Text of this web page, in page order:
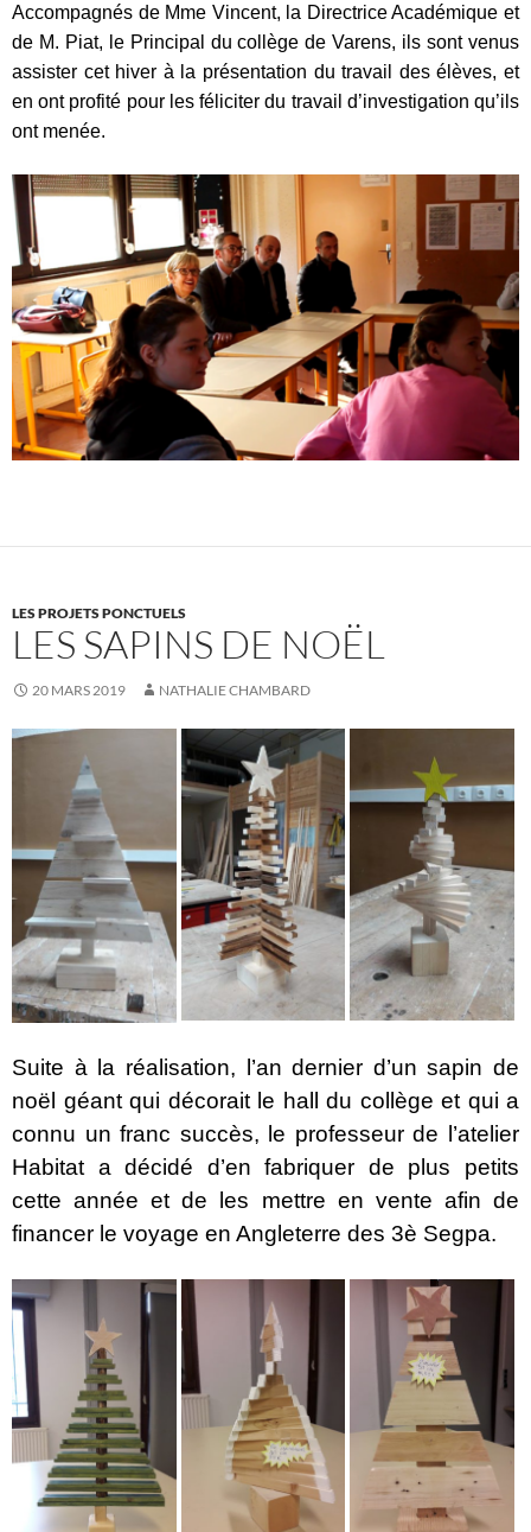
Accompagnés de Mme Vincent, la Directrice Académique et
de M. Piat, le Principal du collège de Varens, ils sont venus
assister cet hiver à la présentation du travail des élèves, et
en ont profité pour les féliciter du travail d’investigation qu’ils
ont menée.
LES PROJETS PONCTUELS
LES SAPINS DE NOËL
20 MARS 2019 NATHALIE CHAMBARD
Suite à la réalisation, l’an dernier d’un sapin de
noël géant qui décorait le hall du collège et qui a
connu un franc succès, le professeur de l’atelier
Habitat a décidé d’en fabriquer de plus petits
cette année et de les mettre en vente afin de
financer le voyage en Angleterre des 3è Segpa.